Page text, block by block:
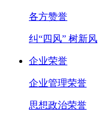
各方赞誉
纠“四风” 树新风
企业荣誉
企业管理荣誉
思想政治荣誉